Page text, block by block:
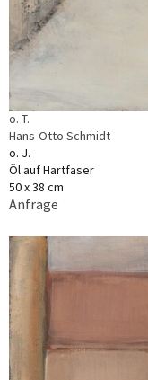
o. T.
Hans-Otto Schmidt
o. J.
Öl auf Hartfaser
50 x 38 cm
Anfrage